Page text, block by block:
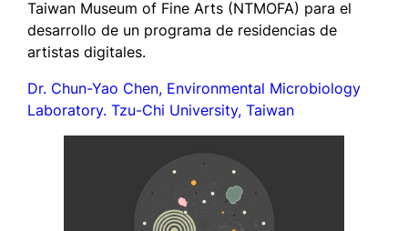
Taiwan Museum of Fine Arts (NTMOFA) para el
desarrollo de un programa de residencias de
artistas digitales.
Dr. Chun-Yao Chen, Environmental Microbiology
Laboratory. Tzu-Chi University, Taiwan